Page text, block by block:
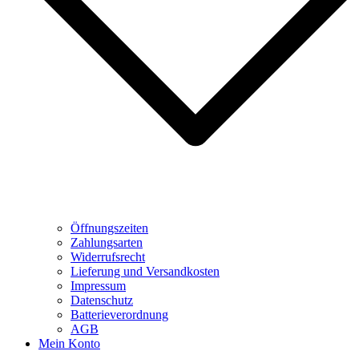
Öffnungszeiten
Zahlungsarten
Widerrufsrecht
Lieferung und Versandkosten
Impressum
Datenschutz
Batterieverordnung
AGB
Mein Konto